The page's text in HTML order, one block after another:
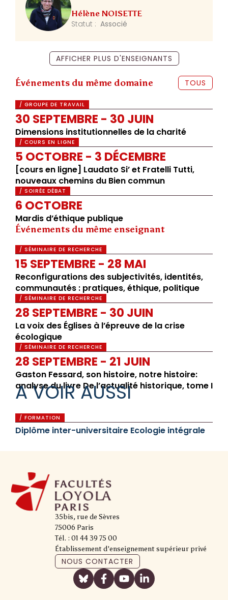
Hélène NOISETTE
Statut : Associé
AFFICHER PLUS D'ENSEIGNANTS
Événements du même domaine TOUS
/ GROUPE DE TRAVAIL
30 SEPTEMBRE - 30 JUIN
Dimensions institutionnelles de la charité
/ COURS EN LIGNE
5 OCTOBRE - 3 DÉCEMBRE
[cours en ligne] Laudato Si’ et Fratelli Tutti,
nouveaux chemins du Bien commun
/ SOIRÉE DÉBAT
6 OCTOBRE
Mardis d’éthique publique
Événements du même enseignant
/ SÉMINAIRE DE RECHERCHE
15 SEPTEMBRE - 28 MAI
Reconfigurations des subjectivités, identités,
communautés : pratiques, éthique, politique
/ SÉMINAIRE DE RECHERCHE
28 SEPTEMBRE - 30 JUIN
La voix des Églises à l’épreuve de la crise
écologique
/ SÉMINAIRE DE RECHERCHE
28 SEPTEMBRE - 21 JUIN
Gaston Fessard, son histoire, notre histoire:
analyse du livre De l’actualité historique, tome I
A VOIR AUSSI
/ FORMATION
Diplôme inter-universitaire Ecologie intégrale
35bis, rue de Sèvres
75006 Paris
Tél. : 01 44 39 75 00
Établissement d'enseignement supérieur privé
NOUS CONTACTER